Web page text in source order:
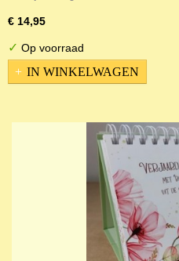
€ 14,95
✓ Op voorraad
IN WINKELWAGEN